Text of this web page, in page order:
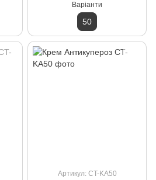
Варіанти
50
Артикул: CT-KA50